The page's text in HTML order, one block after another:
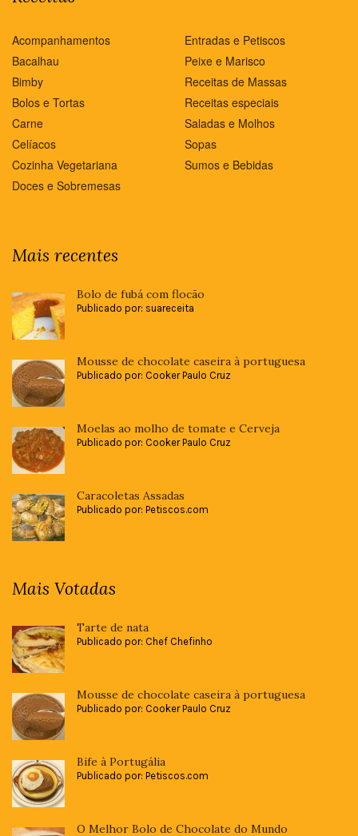
Acompanhamentos
Bacalhau
Bimby
Bolos e Tortas
Carne
Celíacos
Cozinha Vegetariana
Doces e Sobremesas
Entradas e Petiscos
Peixe e Marisco
Receitas de Massas
Receitas especiais
Saladas e Molhos
Sopas
Sumos e Bebidas
Mais recentes
Bolo de fubá com flocão
Publicado por: suareceita
Mousse de chocolate caseira à portuguesa
Publicado por: Cooker Paulo Cruz
Moelas ao molho de tomate e Cerveja
Publicado por: Cooker Paulo Cruz
Caracoletas Assadas
Publicado por: Petiscos.com
Mais Votadas
Tarte de nata
Publicado por: Chef Chefinho
Mousse de chocolate caseira à portuguesa
Publicado por: Cooker Paulo Cruz
Bife à Portugália
Publicado por: Petiscos.com
O Melhor Bolo de Chocolate do Mundo